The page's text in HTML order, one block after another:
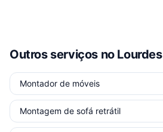
Outros serviços no Lourdes
Montador de móveis
Montagem de sofá retrátil